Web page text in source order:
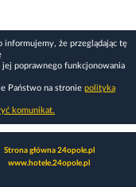
informujemy, że przeglądając tę
poprawnego funkcjonowania
Państwo na stronie polityka
komunikat.
Strona główna 24opole.pl
www.hotele.24opole.pl